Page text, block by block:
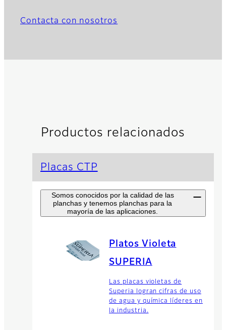
Contacta con nosotros
Productos relacionados
Placas CTP
Somos conocidos por la calidad de las
planchas y tenemos planchas para la
mayoría de las aplicaciones.
Platos Violeta
SUPERIA
Las placas violetas de
Superia logran cifras de uso
de agua y química líderes en
la industria.